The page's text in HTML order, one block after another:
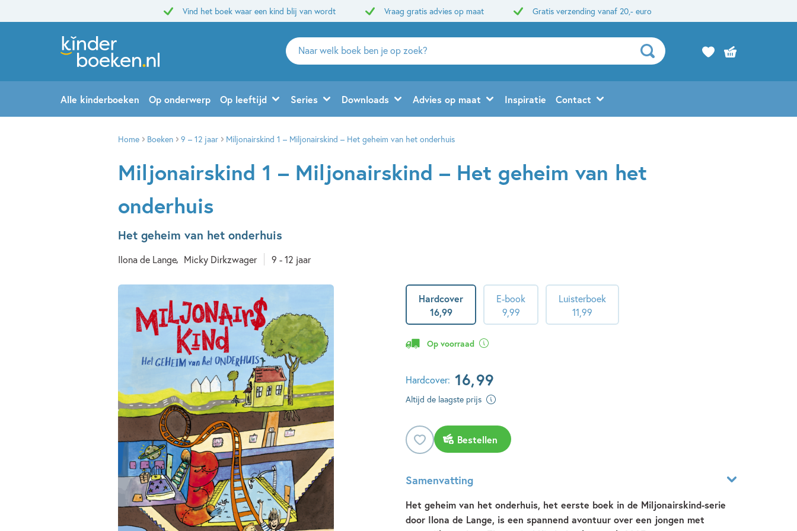
Vind het boek waar een kind blij van wordt Vraag gratis advies op maat Gratis verzending vanaf 20,- euro
Zoeken
naar
en
uitgevers
Alle kinderboeken Op onderwerp Op leeftijd Series Downloads Advies op maat Inspiratie Contact
Home Boeken 9 – 12 jaar Miljonairskind 1 – Miljonairskind – Het geheim van het onderhuis
Miljonairskind 1 – Miljonairskind – Het geheim van het
onderhuis
Het geheim van het onderhuis
Ilona de Lange Micky Dirkzwager 9 - 12 jaar
Hardcover
16,99
E-book
9,99
Luisterboek
11 99
Op voorraad
Hardcover: 16,99
Altijd de laagste prijs
Bestellen
Samenvatting
Het geheim van het onderhuis, het eerste boek in de Miljonairskind-serie
door Ilona de Lange, is een spannend avontuur over een jongen met